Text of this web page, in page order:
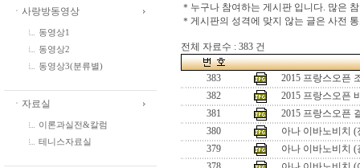
ㆍ사랑방동영상
동영상1
동영상2
동영상3(분류별)
ㆍ자료실
이론과실전&칼럼
테니스자료실
＊누구나 참여하는 게시판 입니다. 많은
＊게시판의 성격에 맞지 않는 글은 사전
전체 자료수 : 383 건
383
2015 프랑스오픈
382
2015 프랑스오픈
381
2015 프랑스오픈
380
아나 이바노비치 (
379
아나 이바노비치